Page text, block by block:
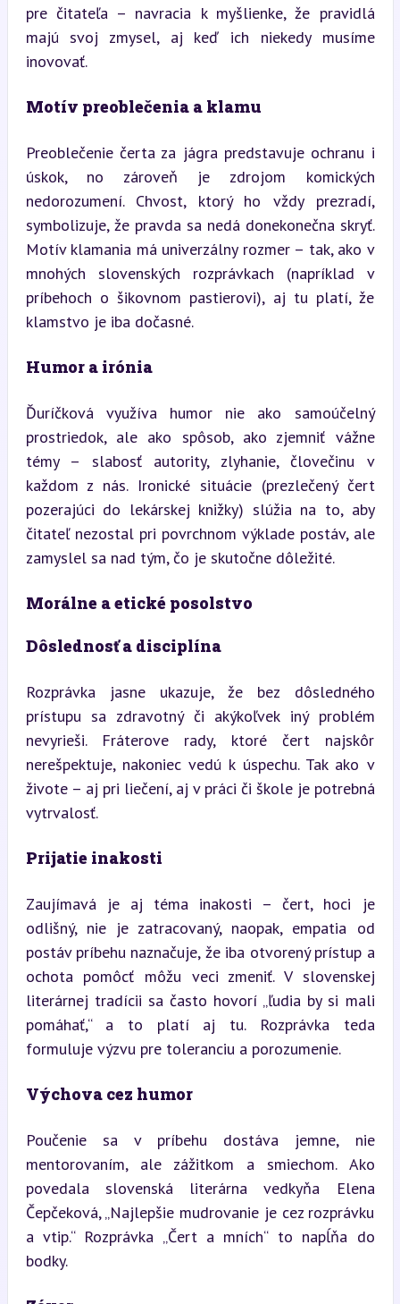
pre čitateľa – navracia k myšlienke, že pravidlá
majú svoj zmysel, aj keď ich niekedy musíme
inovovať.
Motív preoblečenia a klamu
Preoblečenie čerta za jágra predstavuje ochranu i
úskok, no zároveň je zdrojom komických
nedorozumení. Chvost, ktorý ho vždy prezradí,
symbolizuje, že pravda sa nedá donekonečna skryť.
Motív klamania má univerzálny rozmer – tak, ako v
mnohých slovenských rozprávkach (napríklad v
príbehoch o šikovnom pastierovi), aj tu platí, že
klamstvo je iba dočasné.
Humor a irónia
Ďuríčková využíva humor nie ako samoúčelný
prostriedok, ale ako spôsob, ako zjemniť vážne
témy – slabosť autority, zlyhanie, človečinu v
každom z nás. Ironické situácie (prezlečený čert
pozerajúci do lekárskej knižky) slúžia na to, aby
čitateľ nezostal pri povrchnom výklade postáv, ale
zamyslel sa nad tým, čo je skutočne dôležité.
Morálne a etické posolstvo
Dôslednosť a disciplína
Rozprávka jasne ukazuje, že bez dôsledného
prístupu sa zdravotný či akýkoľvek iný problém
nevyrieši. Fráterove rady, ktoré čert najskôr
nerešpektuje, nakoniec vedú k úspechu. Tak ako v
živote – aj pri liečení, aj v práci či škole je potrebná
vytrvalosť.
Prijatie inakosti
Zaujímavá je aj téma inakosti – čert, hoci je
odlišný, nie je zatracovaný, naopak, empatia od
postáv príbehu naznačuje, že iba otvorený prístup a
ochota pomôcť môžu veci zmeniť. V slovenskej
literárnej tradícii sa často hovorí „ľudia by si mali
pomáhať,“ a to platí aj tu. Rozprávka teda
formuluje výzvu pre toleranciu a porozumenie.
Výchova cez humor
Poučenie sa v príbehu dostáva jemne, nie
mentorovaním, ale zážitkom a smiechom. Ako
povedala slovenská literárna vedkyňa Elena
Čepčeková, „Najlepšie mudrovanie je cez rozprávku
a vtip.“ Rozprávka „Čert a mních“ to napĺňa do
bodky.